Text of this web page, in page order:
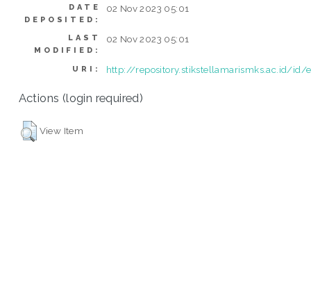
DATE
DEPOSITED:
02 Nov 2023 05:01
LAST
MODIFIED:
02 Nov 2023 05:01
URI: http://repository.stikstellamarismks.ac.id/
Actions (login required)
View Item